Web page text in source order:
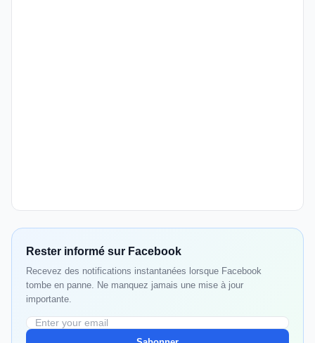
Rester informé sur Facebook
Recevez des notifications instantanées lorsque Facebook
tombe en panne. Ne manquez jamais une mise à jour
importante.